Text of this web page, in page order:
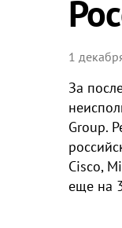
1
За
Group.
Cisco,
еще на